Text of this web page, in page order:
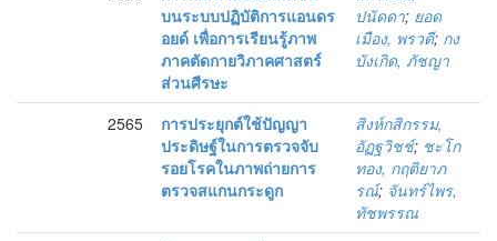
บนระบบปฏิบัติการแอนดร
อยด์ เพื่อการเรียนรู้ภาพ
ภาคตัดกายวิภาคศาสตร์
ส่วนศีรษะ
ปนัดดา; ยอด
เมือง, พรวดี; กง
บังเกิด, ภัชญา
2565
การประยุกต์ใช้ปัญญา
ประดิษฐ์ในการตรวจจับ
รอยโรคในภาพถ่ายการ
ตรวจสแกนกระดูก
สิงห์กสิกรรม,
อัฏฐวิชช์; ชะโก
ทอง, กฤติยาภ
รณ์; จันทร์ไพร,
ทัชพรรณ